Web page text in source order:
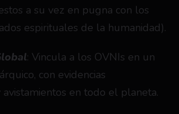
a su vez en pugna con los
espirituales de la humanidad).
: Vincula a los OVNIs en un
con evidencias
en todo el planeta.